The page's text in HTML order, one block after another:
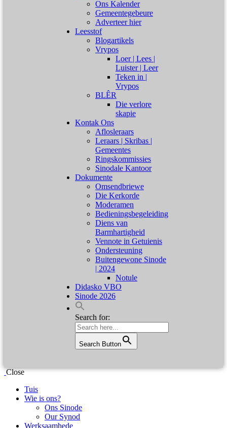
Ons Kalender
Gemeentegebeure
Adverteer hier
Leesstof
Blogartikels
Vrypos
Loer | Lees |
Luister | Leer
Teken in |
Vrypos
BLÊR
Die verlore
skapie
Kontak Ons
Aflosleraars
Leraars | Skribas |
Gemeentes
Ringskommissies
Sinodale Kantoor
Dokumente
Omsendbriewe
Die Kerkorde
Moderamen
Bedieningsbegeleiding
Diens van
Barmhartigheid
Vennote in Getuienis
Ondersteuning
Buitengewone Sinode
| 2024
Notule
Didasko VBO
Sinode 2026
Search for:
Search Button
Close
Tuis
Wie is ons?
Ons Sinode
Our Synod
Werksaamhede